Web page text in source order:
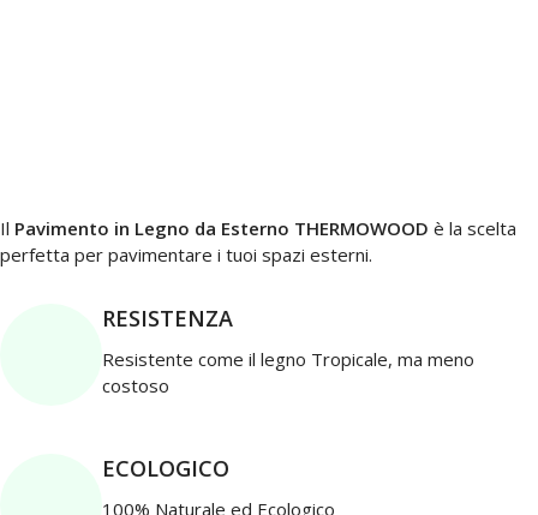
Il Pavimento in Legno da Esterno THERMOWOOD è la scelta
perfetta per pavimentare i tuoi spazi esterni.
RESISTENZA
Resistente come il legno Tropicale, ma meno
costoso
ECOLOGICO
100% Naturale ed Ecologico